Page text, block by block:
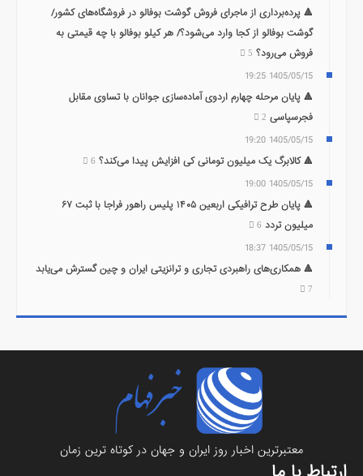
🔺 پرده‌برداری از ماجرای فروش گوشت بوفالو در فروشگاه‌های کشور/
گوشت بوفالو از کجا وارد می‌شود؟/ هر کیلو بوفالو با چه قیمتی به
فروش می‌رود؟ 5
1405/05/15 19:25
🔺 پایان مرحله چهارم اردوی آماده‌سازی جوانان با تساوی مقابل
فجرسپاسی 2
1405/05/15 19:20
🔺 کالابرگ یک میلیون تومانی کی افزایش پیدا می‌کند؟ 6
1405/05/15 19:00
🔺 پایان طرح ترافیکی اربعین ۱۴۰۵ پلیس راهور فراجا با ثبت ۶۷
میلیون تردد 6
1405/05/15 18:37
🔺 همکاری‌های راهبردی تجاری و ترانزیتی ایران و چین گسترش می‌یابد
7
معتبرترين اخبار روز ایران و جهان در کوتاه ترین زمان